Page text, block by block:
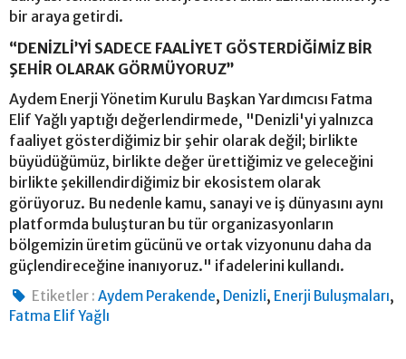
bir araya getirdi.
“DENİZLİ’Yİ SADECE FAALİYET GÖSTERDİĞİMİZ BİR
ŞEHİR OLARAK GÖRMÜYORUZ”
Aydem Enerji Yönetim Kurulu Başkan Yardımcısı Fatma
Elif Yağlı yaptığı değerlendirmede, "Denizli'yi yalnızca
faaliyet gösterdiğimiz bir şehir olarak değil; birlikte
büyüdüğümüz, birlikte değer ürettiğimiz ve geleceğini
birlikte şekillendirdiğimiz bir ekosistem olarak
görüyoruz. Bu nedenle kamu, sanayi ve iş dünyasını aynı
platformda buluşturan bu tür organizasyonların
bölgemizin üretim gücünü ve ortak vizyonunu daha da
güçlendireceğine inanıyoruz." ifadelerini kullandı.
Etiketler : Aydem Perakende, Denizli, Enerji Buluşmaları,
Fatma Elif Yağlı